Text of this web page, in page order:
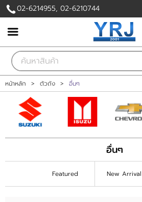
เข้าสู่ระบบ สมัครสมาชิก
สินค้าที่สนใจ( 0 )
หน้าหลัก
สินค้า
บัญชีผู้ใช้
02-6214955, 02-6210744
หน้าหลัก > ตัวถัง > อื่นๆ
อื่นๆ
Featured New Arrival